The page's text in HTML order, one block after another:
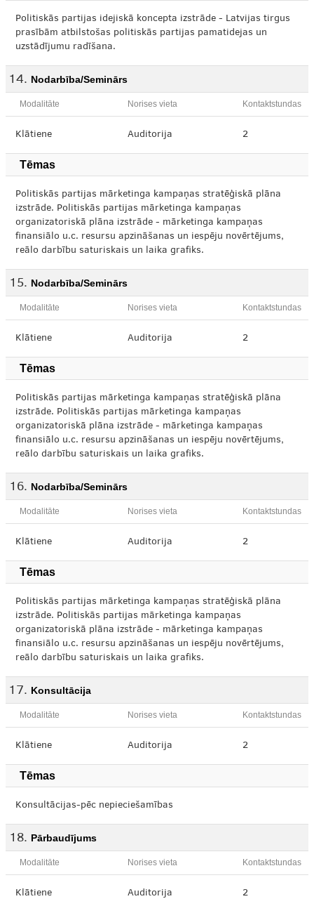
Politiskās partijas idejiskā koncepta izstrāde - Latvijas tirgus
prasībām atbilstošas politiskās partijas pamatidejas un
uzstādījumu radīšana.
Nodarbība/Seminārs
Modalitāte Norises vieta Kontaktstundas
Klātiene Auditorija 2
Tēmas
Politiskās partijas mārketinga kampaņas stratēģiskā plāna
izstrāde. Politiskās partijas mārketinga kampaņas
organizatoriskā plāna izstrāde - mārketinga kampaņas
finansiālo u.c. resursu apzināšanas un iespēju novērtējums,
reālo darbību saturiskais un laika grafiks.
Nodarbība/Seminārs
Modalitāte Norises vieta Kontaktstundas
Klātiene Auditorija 2
Tēmas
Politiskās partijas mārketinga kampaņas stratēģiskā plāna
izstrāde. Politiskās partijas mārketinga kampaņas
organizatoriskā plāna izstrāde - mārketinga kampaņas
finansiālo u.c. resursu apzināšanas un iespēju novērtējums,
reālo darbību saturiskais un laika grafiks.
Nodarbība/Seminārs
Modalitāte Norises vieta Kontaktstundas
Klātiene Auditorija 2
Tēmas
Politiskās partijas mārketinga kampaņas stratēģiskā plāna
izstrāde. Politiskās partijas mārketinga kampaņas
organizatoriskā plāna izstrāde - mārketinga kampaņas
finansiālo u.c. resursu apzināšanas un iespēju novērtējums,
reālo darbību saturiskais un laika grafiks.
Konsultācija
Modalitāte Norises vieta Kontaktstundas
Klātiene Auditorija 2
Tēmas
Konsultācijas-pēc nepieciešamības
Pārbaudījums
Modalitāte Norises vieta Kontaktstundas
Klātiene Auditorija 2